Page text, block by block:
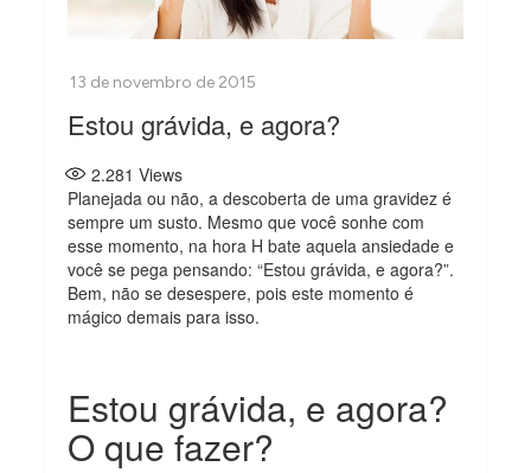
Estou grávida, e agora?
2.281 Views
Planejada ou não, a descoberta de uma gravidez é
sempre um susto. Mesmo que você sonhe com
esse momento, na hora H bate aquela ansiedade e
você se pega pensando: “Estou grávida, e agora?”.
Bem, não se desespere, pois este momento é
mágico demais para isso.
Estou grávida, e agora?
O que fazer?